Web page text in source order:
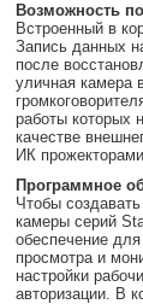
Возможность
Встроенный в
Запись данных
после
уличная камера
работы которых
качестве
ИК
Программное
Чтобы
камеры серий
обеспечение
просмотра и
настройки
авторизации. В